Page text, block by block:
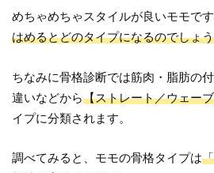
めちゃめちゃスタイルが良いモモで
はめるとどのタイプになるのでしょ
ちなみに骨格診断では筋肉・脂肪の
違いなどから【ストレート／ウェー
イプに分類されます。
調べてみると、モモの骨格タイプは